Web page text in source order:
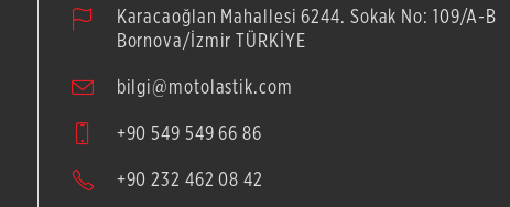
Karacaoğlan Mahallesi 6244. Sokak No: 109/A-B
Bornova/İzmir TÜRKİYE
bilgi@motolastik.com
+90 549 549 66 86
+90 232 462 08 42